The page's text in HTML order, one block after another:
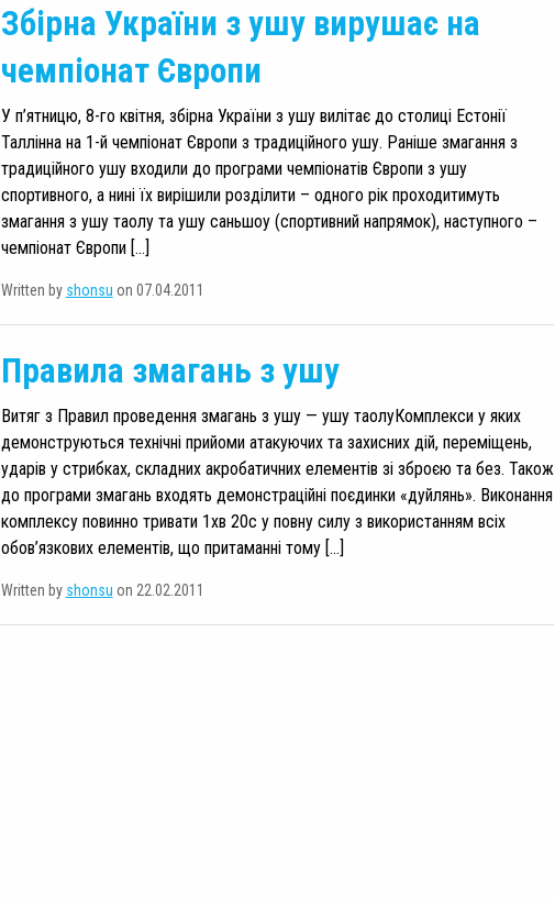
Збірна України з ушу вирушає на
чемпіонат Європи
У п’ятницю, 8-го квітня, збірна України з ушу вилітає до столиці Естонії
Таллінна на 1-й чемпіонат Європи з традиційного ушу. Раніше змагання з
традиційного ушу входили до програми чемпіонатів Європи з ушу
спортивного, а нині їх вирішили розділити – одного рік проходитимуть
змагання з ушу таолу та ушу саньшоу (спортивний напрямок), наступного –
чемпіонат Європи […]
Written by shonsu on 07.04.2011
Правила змагань з ушу
Витяг з Правил проведення змагань з ушу — ушу таолуКомплекси у яких
демонструються технічні прийоми атакуючих та захисних дій, переміщень,
ударів у стрибках, складних акробатичних елементів зі зброєю та без. Також
до програми змагань входять демонстраційні поєдинки «дуйлянь». Виконання
комплексу повинно тривати 1хв 20с у повну силу з використанням всіх
обов’язкових елементів, що притаманні тому […]
Written by shonsu on 22.02.2011